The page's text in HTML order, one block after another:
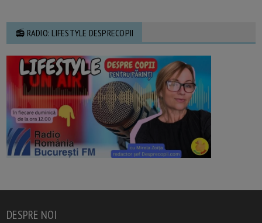
📻 RADIO: LIFESTYLE DESPRECOPII
DESPRE NOI